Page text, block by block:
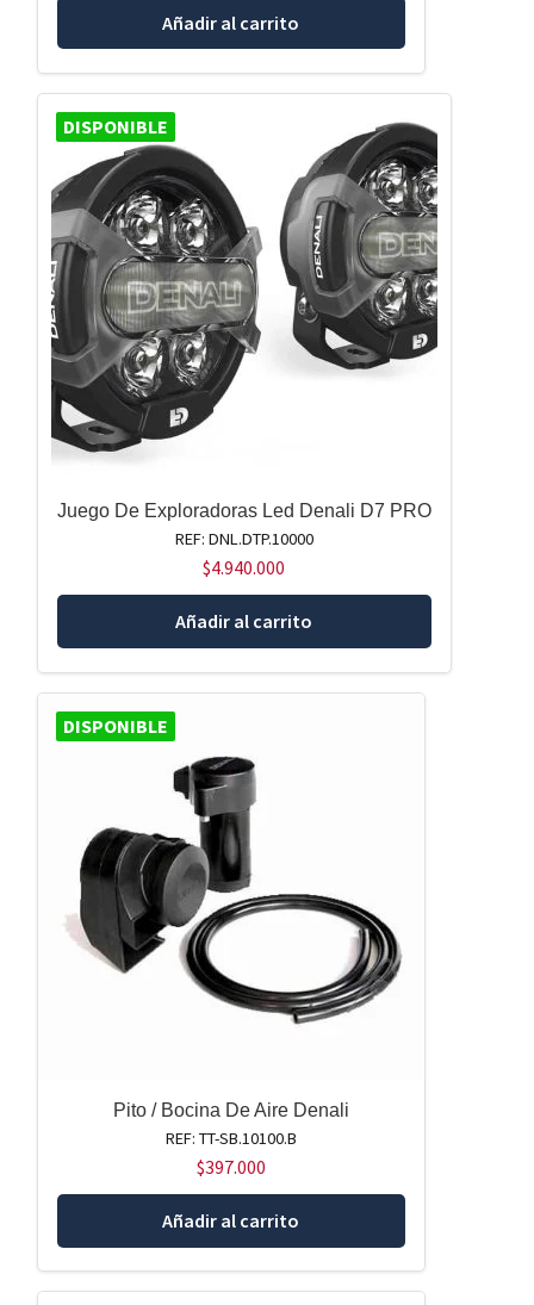
Añadir al carrito
DISPONIBLE
Juego De Exploradoras Led Denali D7 PRO
REF: DNL.DTP.10000
$4.940.000
Añadir al carrito
DISPONIBLE
Pito / Bocina De Aire Denali
REF: TT-SB.10100.B
$397.000
Añadir al carrito